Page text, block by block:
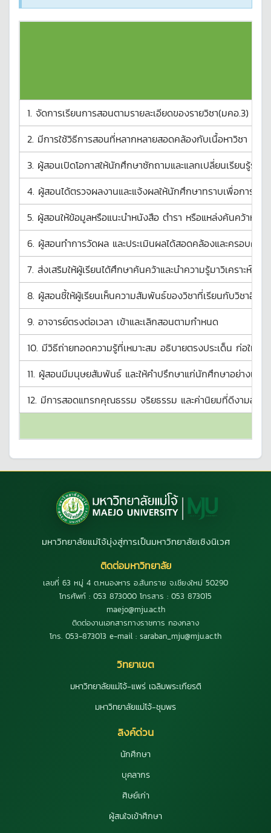
1. จัดการเรียนการสอนตามรายละเอียดของรายวิชา(มคอ.3) แล
2. มีการใช้วิธีการสอนที่หลากหลายสอดคล้องกับเนื้อหาวิชา บริ
3. ผู้สอนเปิดโอกาสให้นักศึกษาซักถามและแลกเปลี่ยนเรียนรู้ร่ว
4. ผู้สอนได้ตรวจผลงานและแจ้งผลให้นักศึกษาทราบเพื่อการปรั
5. ผู้สอนให้ข้อมูลหรือแนะนำหนังสือ ตำรา หรือแหล่งค้นคว้าหาค
6. ผู้สอนทำการวัดผล และประเมินผลได้สอดคล้องและครอบคลุม
7. ส่งเสริมให้ผู้เรียนได้ศึกษาค้นคว้าและนำความรู้มาวิเคราะห์
8. ผู้สอนชี้ให้ผู้เรียนเห็นความสัมพันธ์ของวิชาที่เรียนกับวิชาอื่น
9. อาจารย์ตรงต่อเวลา เข้าและเลิกสอนตามกำหนด
10. มีวิธีถ่ายทอดความรู้ที่เหมาะสม อธิบายตรงประเด็น ก่อให้เกิ
11. ผู้สอนมีมนุษยสัมพันธ์ และให้คำปรึกษาแก่นักศึกษาอย่างเป็น
12. มีการสอดแทรกคุณธรรม จริยธรรม และค่านิยมที่ดีงามอย่า
มหาวิทยาลัยแม่โจ้มุ่งสู่การเป็นมหาวิทยาลัยเชิงนิเวศ
ติดต่อมหาวิทยาลัย
เลขที่ 63 หมู่ 4 ต.หนองหาร อ.สันทราย จ.เชียงใหม่ 50290
โทรศัพท์ : 053 873000 โทรสาร : 053 873015
maejo@mju.ac.th
ติดต่องานเอกสารทางราชการ กองกลาง
โทร. 053-873013 e-mail : saraban_mju@mju.ac.th
วิทยาเขต
มหาวิทยาลัยแม่โจ้-แพร่ เฉลิมพระเกียรติ
มหาวิทยาลัยแม่โจ้-ชุมพร
ลิงค์ด่วน
นักศึกษา
บุคลากร
ศิษย์เก่า
ผู้สนใจเข้าศึกษา